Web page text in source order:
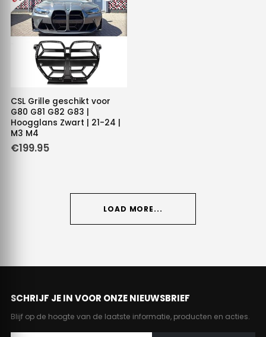
CSL Grille geschikt voor
G80 G81 G82 G83 |
Hoogglans Zwart | 21-24 |
M3 M4
€199.95
LOAD MORE...
SCHRIJF JE IN VOOR ONZE NIEUWSBRIEF
Blijf op de hoogte van de laatste informatie, producten en acties.